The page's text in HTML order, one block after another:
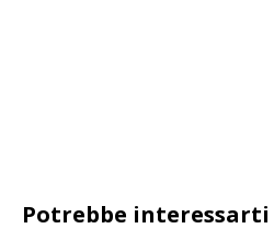
Potrebbe interessarti